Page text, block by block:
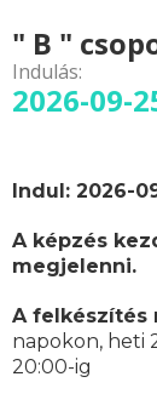
" B "
Indulás:
2026-09-
Indul: 2026-
A képzés
megjelenni.
A felkészítés
napokon, heti
20:00-ig